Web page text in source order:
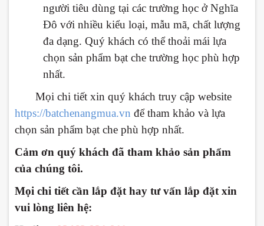
người tiêu dùng tại các trường học ởNghĩa
Đô với nhiều kiểu loại, mẫu mã, chất lượng
đa dạng. Quý khách có thể thoải mái lựa
chọn sản phẩm bạt che trường học phù hợp
nhất.
Mọi chi tiết xin quý khách truy cập website
https://batchenangmua.vn để tham khảo và lựa
chọn sản phẩm bạt che phù hợp nhất.
Cảm ơn quý khách đã tham khảo sản phẩm
của chúng tôi.
Mọi chi tiết cần lắp đặt hay tư vấn lắp đặt xin
vui lòng liên hệ: